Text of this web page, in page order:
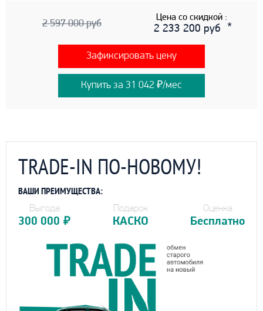
2 597 000 руб
Цена со скидкой :
2 233 200 руб
Зафиксировать цену
Купить за 31 042 ₽/мес
TRADE-IN ПО-НОВОМУ!
ВАШИ ПРЕИМУЩЕСТВА:
Выгода
300 000 ₽
Подарок
КАСКО
Оценка
Бесплатно